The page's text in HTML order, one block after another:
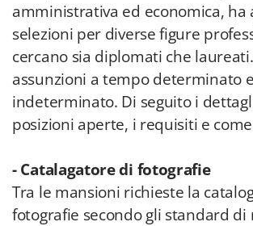
amministrativa ed economica, ha
selezioni per diverse figure
cercano sia diplomati che
assunzioni a tempo determinato e
indeterminato. Di seguito i
posizioni aperte, i requisiti e
- Catalagatore di fotografie
Tra le mansioni richieste la
fotografie secondo gli standard